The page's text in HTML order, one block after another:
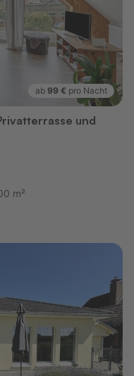
ab 99 € pro Nacht
und
m²